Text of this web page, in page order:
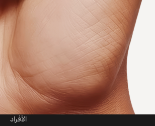
الأفراد